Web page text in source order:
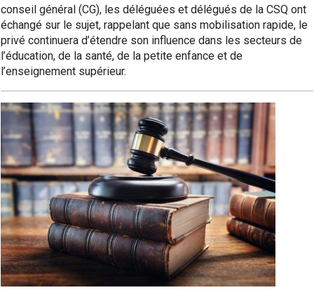
conseil général (CG), les déléguées et délégués de la CSQ ont
échangé sur le sujet, rappelant que sans mobilisation rapide, le
privé continuera d’étendre son influence dans les secteurs de
l’éducation, de la santé, de la petite enfance et de
l’enseignement supérieur.